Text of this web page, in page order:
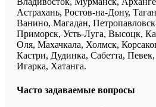
Астрахань, Ростов-на-Дону,
Ванино, Магадан,
Приморск, Усть-Луга, Высоцк,
Оля, Махачкала, Холмск,
Кастри, Дудинка, Сабетта,
Игарка, Хатанга.
Часто задаваемые вопросы